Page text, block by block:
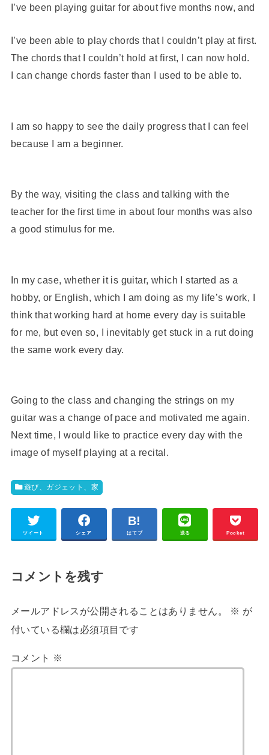
I’ve been playing guitar for about five months now, and
I’ve been able to play chords that I couldn’t play at first.
The chords that I couldn’t hold at first, I can now hold.
I can change chords faster than I used to be able to.
I am so happy to see the daily progress that I can feel
because I am a beginner.
By the way, visiting the class and talking with the
teacher for the first time in about four months was also
a good stimulus for me.
In my case, whether it is guitar, which I started as a
hobby, or English, which I am doing as my life’s work, I
think that working hard at home every day is suitable
for me, but even so, I inevitably get stuck in a rut doing
the same work every day.
Going to the class and changing the strings on my
guitar was a change of pace and motivated me again.
Next time, I would like to practice every day with the
image of myself playing at a recital.
遊び、ガジェット、家
ツイート シェア はてブ 送る Pocket
コメントを残す
メールアドレスが公開されることはありません。 ※ が
付いている欄は必須項目です
コメント ※